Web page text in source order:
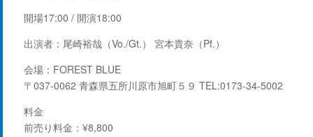
開場17:00 / 開演18:00
出演者： 尾崎裕哉（Vo./Gt.） 宮本貴奈（Pf.）
会場： FOREST BLUE
〒037-0062 青森県五所川原市旭町５９ TEL:0173-34-5002
料金
前売り料金：¥8,800